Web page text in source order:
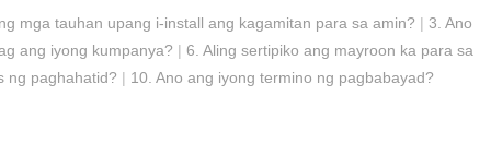
mga tauhan upang i-install ang kagamitan para sa amin? | 3. Ano
ang iyong kumpanya? | 6. Aling sertipiko ang mayroon ka para sa
ng paghahatid? | 10. Ano ang iyong termino ng pagbabayad?